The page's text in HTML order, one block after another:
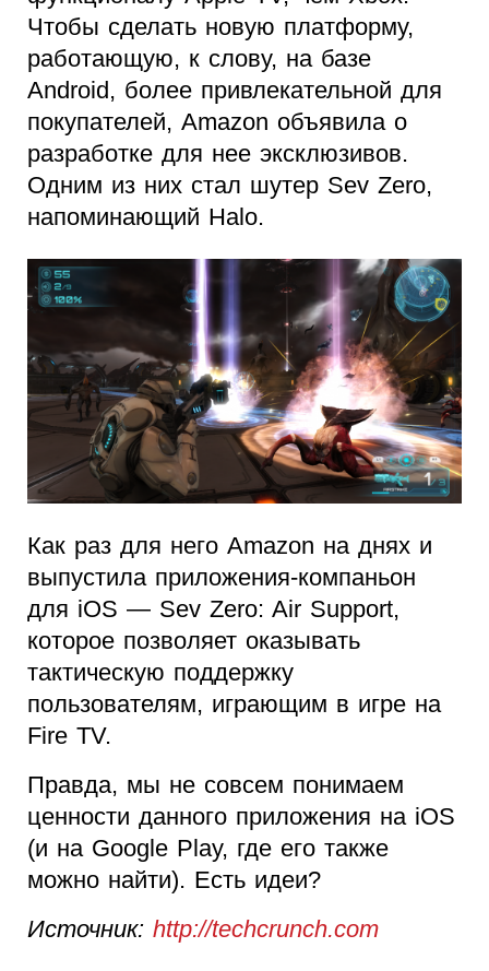
Чтобы сделать новую платформу,
работающую, к слову, на базе
Android, более привлекательной для
покупателей, Amazon объявила о
разработке для нее эксклюзивов.
Одним из них стал шутер Sev Zero,
напоминающий Halo.
Как раз для него Amazon на днях и
выпустила приложения-компаньон
для iOS — Sev Zero: Air Support,
которое позволяет оказывать
тактическую поддержку
пользователям, играющим в игре на
Fire TV.
Правда, мы не совсем понимаем
ценности данного приложения на iOS
(и на Google Play, где его также
можно найти). Есть идеи?
Источник: http://techcrunch.com